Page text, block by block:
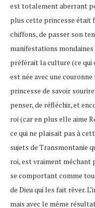
est totalement aberrant
plus cette princesse était
chiffons, de passer son
manifestations
préférait la culture (ce qui
est née avec une
princesse de savoir
penser, de réfléchir, et
roi (car en plus elle aime
ce qui ne plaisait pas à
sujets de Transmontanie
roi, est vraiment méchant
se comportant comme
de Dieu qui les fait rêver.
mais avec le même